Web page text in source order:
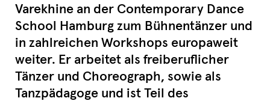
Varekhine an der Contemporary Dance
School Hamburg zum Bühnentänzer und
in zahlreichen Workshops europaweit
weiter. Er arbeitet als freiberuflicher
Tänzer und Choreograph, sowie als
Tanzpädagoge und ist Teil des